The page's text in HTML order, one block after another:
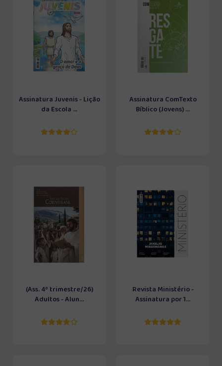
Assinatura Juvenis - Lição
da Escola ...
Assinatura ComTexto
Bíblico (Jovens) ...
(Ass. 4º trimestre/26)
Adultos - Alun...
Revista Ministério -
Assinatura por 1...